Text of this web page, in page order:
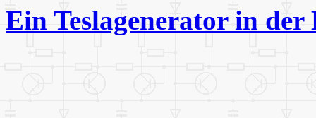
Ein Teslagenerator in der